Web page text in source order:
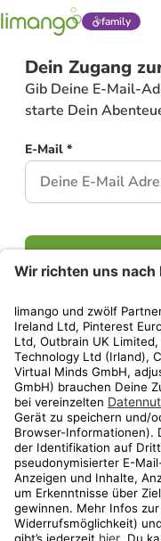
family
Dein Zugang
Gib Deine E-Mail-
starte Dein
E-Mail *
Privatsphäre-